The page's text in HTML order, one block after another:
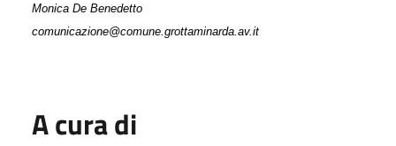
Monica De Benedetto
comunicazione@comune.grottaminarda.av.it
A cura di